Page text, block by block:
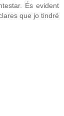
És evident
que jo tindré